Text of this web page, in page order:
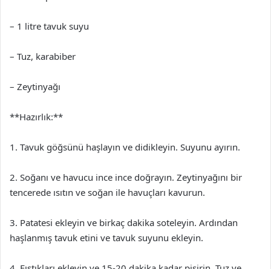
– 1 litre tavuk suyu
– Tuz, karabiber
– Zeytinyağı
**Hazırlık:**
1. Tavuk göğsünü haşlayın ve didikleyin. Suyunu ayırın.
2. Soğanı ve havucu ince ince doğrayın. Zeytinyağını bir
tencerede ısıtın ve soğan ile havuçları kavurun.
3. Patatesi ekleyin ve birkaç dakika soteleyin. Ardından
haşlanmış tavuk etini ve tavuk suyunu ekleyin.